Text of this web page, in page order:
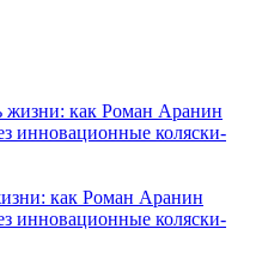
как Роман Аранин
инновационные коляски-